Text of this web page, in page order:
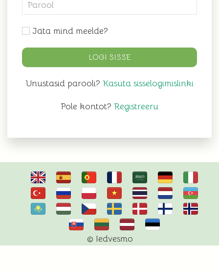
Jäta mind meelde?
LOGI SISSE
Unustasid parooli? Kasuta sisselogimislinki
Pole kontot? Registreeru
© Iedvesmo